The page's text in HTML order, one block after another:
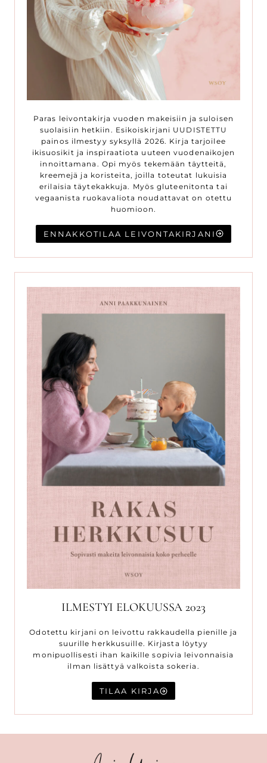
Paras leivontakirja vuoden makeisiin ja suloisen
suolaisiin hetkiin. Esikoiskirjani UUDISTETTU
painos ilmestyy syksyllä 2026. Kirja tarjoilee
ikisuosikit ja inspiraatiota uuteen vuodenaikojen
innoittamana. Opi myös tekemään täytteitä,
kreemejä ja koristeita, joilla toteutat lukuisia
erilaisia täytekakkuja. Myös gluteenitonta tai
vegaanista ruokavaliota noudattavat on otettu
huomioon.
ENNAKKOTILAA LEIVONTAKIRJANI
ILMESTYI ELOKUUSSA 2023
Odotettu kirjani on leivottu rakkaudella pienille ja
suurille herkkusuille. Kirjasta löytyy
monipuollisesti ihan kaikille sopivia leivonnaisia
ilman lisättyä valkoista sokeria.
TILAA KIRJA